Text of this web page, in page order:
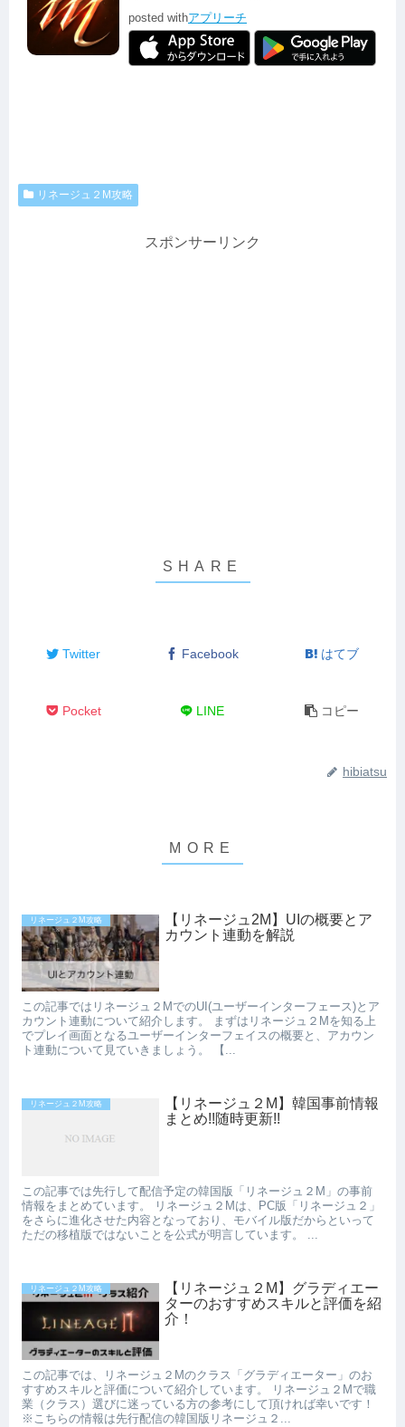
posted withアプリーチ
リネージュ２M攻略
スポンサーリンク
Twitter Facebook はてブ
Pocket LINE コピー
hibiatsu
リネージュ２M攻略
【リネージュ2M】UIの概要とア
カウント連動を解説
この記事ではリネージュ２MでのUI(ユーザーインターフェース)とア
カウント連動について紹介します。 まずはリネージュ２Mを知る上
でプレイ画面となるユーザーインターフェイスの概要と、アカウン
ト連動について見ていきましょう。 【...
リネージュ２M攻略
【リネージュ２M】韓国事前情報
まとめ!!随時更新!!
この記事では先行して配信予定の韓国版「リネージュ２M」の事前
情報をまとめています。 リネージュ２Mは、PC版「リネージュ２」
をさらに進化させた内容となっており、モバイル版だからといって
ただの移植版ではないことを公式が明言しています。 ...
リネージュ２M攻略
【リネージュ２M】グラディエー
ターのおすすめスキルと評価を紹
介！
この記事では、リネージュ２Mのクラス「グラディエーター」のお
すすめスキルと評価について紹介しています。 リネージュ２Mで職
業（クラス）選びに迷っている方の参考にして頂ければ幸いです！
※こちらの情報は先行配信の韓国版リネージュ２...